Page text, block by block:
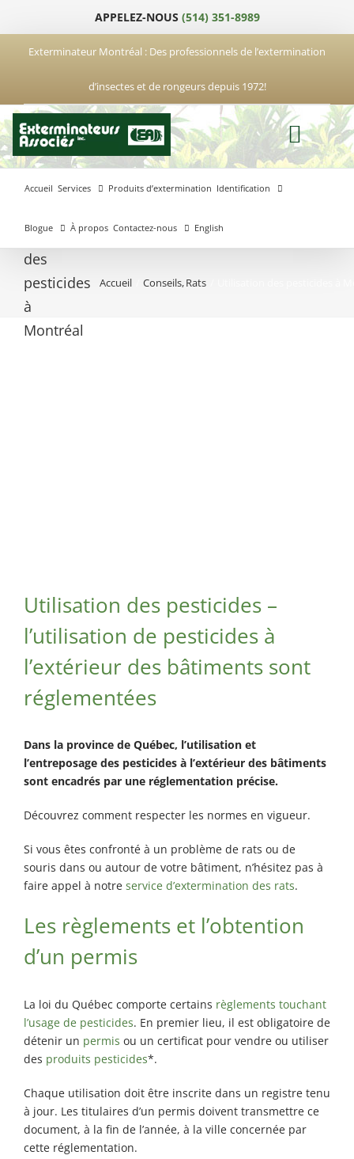
contenu
APPELEZ-NOUS (514) 351-8989
Exterminateur Montréal : Des professionnels de l’extermination
d’insectes et de rongeurs depuis 1972!
Accueil Services Produits d’extermination Identification
Blogue À propos Contactez-nous
Exterminateur
Exterminateur
Trembles
Villeray-St-
Michel-Parc-
Extension
Exterminateur
Exterminateur
Rivière-des-
Exterminateur
Exterminateur
English
Utilisation
des
pesticides
à
Montréal
Accueil Conseils Rats
Utilisation des pesticides –
l’utilisation de pesticides à
l’extérieur des bâtiments sont
réglementées
Dans la province de Québec, l’utilisation et
l’entreposage des pesticides à l’extérieur des bâtiments
sont encadrés par une réglementation précise.
Découvrez comment respecter les normes en vigueur.
Si vous êtes confronté à un problème de rats ou de
souris dans ou autour de votre bâtiment, n’hésitez pas à
faire appel à notre service d’extermination des rats.
Les règlements et l’obtention
d’un permis
La loi du Québec comporte certains règlements touchant
l’usage de pesticides. En premier lieu, il est obligatoire de
détenir un permis ou un certificat pour vendre ou utiliser
des produits pesticides*.
Chaque utilisation doit être inscrite dans un registre tenu
à jour. Les titulaires d’un permis doivent transmettre ce
document, à la fin de l’année, à la ville concernée par
cette réglementation.